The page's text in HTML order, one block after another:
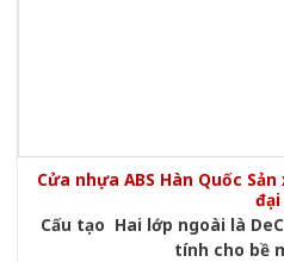
Cửa nhựa ABS Hàn Quốc
đại
Cấu tạo Hai lớp ngoài là
tính cho bề